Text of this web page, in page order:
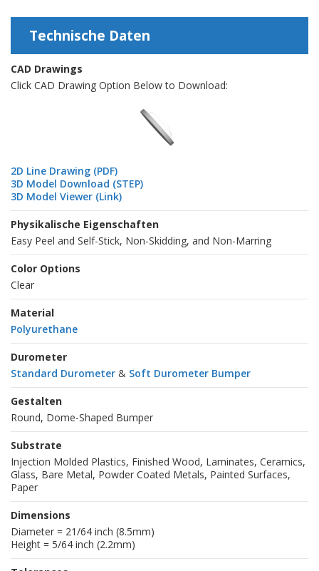
Technische Daten
CAD Drawings
Click CAD Drawing Option Below to Download:
2D Line Drawing (PDF)
3D Model Download (STEP)
3D Model Viewer (Link)
Physikalische Eigenschaften
Easy Peel and Self-Stick, Non-Skidding, and Non-Marring
Color Options
Clear
Material
Polyurethane
Durometer
Standard Durometer & Soft Durometer Bumper
Gestalten
Round, Dome-Shaped Bumper
Substrate
Injection Molded Plastics, Finished Wood, Laminates, Ceramics,
Glass, Bare Metal, Powder Coated Metals, Painted Surfaces,
Paper
Dimensions
Diameter = 21/64 inch (8.5mm)
Height = 5/64 inch (2.2mm)